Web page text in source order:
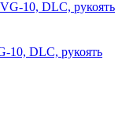
10, DLC, рукоять